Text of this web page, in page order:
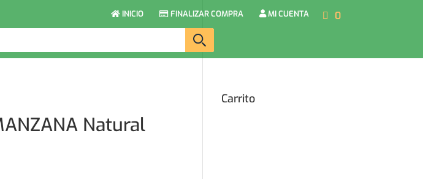
INICIO FINALIZAR COMPRA MI CUENTA 0
Natural
Carrito